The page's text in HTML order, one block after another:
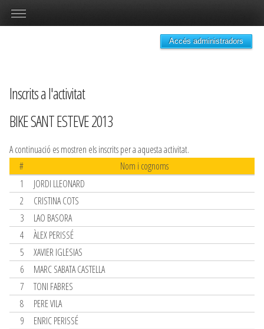
Accés administradors
Inscrits a l'activitat
BIKE SANT ESTEVE 2013
A continuació es mostren els inscrits per a aquesta activitat.
#
Nom i cognoms
1
JORDI LLEONARD
2
CRISTINA COTS
3
LAO BASORA
4
ÀLEX PERISSÉ
5
XAVIER IGLESIAS
6
MARC SABATA CASTELLA
7
TONI FABRES
8
PERE VILA
9
ENRIC PERISSÉ